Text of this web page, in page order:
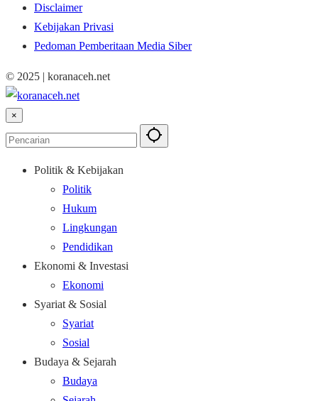
Disclaimer
Kebijakan Privasi
Pedoman Pemberitaan Media Siber
© 2025 | koranaceh.net
×
Politik & Kebijakan
Politik
Hukum
Lingkungan
Pendidikan
Ekonomi & Investasi
Ekonomi
Syariat & Sosial
Syariat
Sosial
Budaya & Sejarah
Budaya